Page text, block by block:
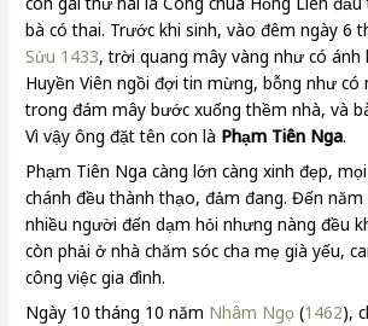
bà có thai. Trước khi sinh, vào đêm ngày 6
Sửu 1433, trời quang mây vàng như có ánh
Huyền Viên ngồi đợi tin mừng, bỗng như
trong đám mây bước xuống thềm nhà, và
Vì vậy ông đặt tên con là Phạm Tiên Nga.
Phạm Tiên Nga càng lớn càng xinh đẹp,
chánh đều thành thạo, đảm đang. Đến năm
nhiều người đến dạm hỏi nhưng nàng đều
còn phải ở nhà chăm sóc cha mẹ già yếu,
công việc gia đình.
Ngày 10 tháng 10 năm Nhâm Ngọ (1462),